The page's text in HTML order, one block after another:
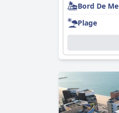
Les chambres
chambres
propreté,
Le personnel
l'attention
Les
sport étant
une grande
Bord De
Plage